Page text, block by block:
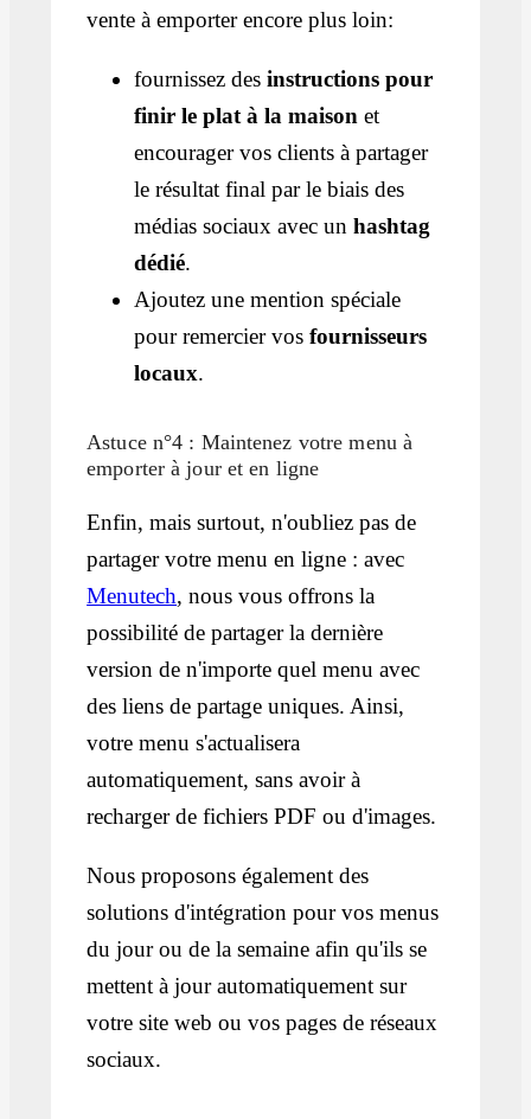
vente à emporter encore plus loin:
fournissez desinstructions pour
finir le plat à la maison et
encourager vos clients à partager
le résultat final par le biais des
médias sociaux avec unhashtag
dédié.
Ajoutez une mention spéciale
pour remercier vosfournisseurs
locaux.
Astuce n°4 : Maintenez votre menu à
emporter à jour et en ligne
Enfin, mais surtout, n'oubliez pas de
partager votre menu en ligne : avec
Menutech, nous vous offrons la
possibilité de partager la dernière
version de n'importe quel menu avec
des liens de partage uniques. Ainsi,
votre menu s'actualisera
automatiquement, sans avoir à
recharger de fichiers PDF ou d'images.
Nous proposons également des
solutions d'intégration pour vos menus
du jour ou de la semaine afin qu'ils se
mettent à jour automatiquement sur
votre site web ou vos pages de réseaux
sociaux.